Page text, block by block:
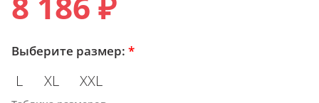
Выберите размер: *
L XL XXL